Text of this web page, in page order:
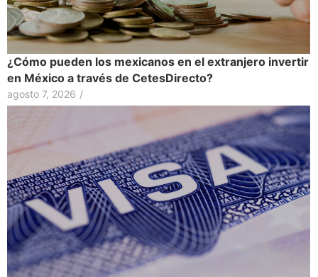
¿Cómo pueden los mexicanos en el extranjero invertir
en México a través de CetesDirecto?
agosto 7, 2026 /